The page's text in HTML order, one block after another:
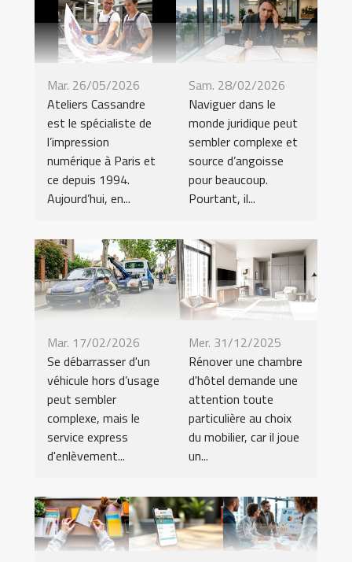
Mar. 26/05/2026
Ateliers Cassandre
est le spécialiste de
l’impression
numérique à Paris et
ce depuis 1994.
Aujourd’hui, en...
Sam. 28/02/2026
Naviguer dans le
monde juridique peut
sembler complexe et
source d’angoisse
pour beaucoup.
Pourtant, il...
Mar. 17/02/2026
Se débarrasser d'un
véhicule hors d’usage
peut sembler
complexe, mais le
service express
d'enlèvement...
Mer. 31/12/2025
Rénover une chambre
d'hôtel demande une
attention toute
particulière au choix
du mobilier, car il joue
un...